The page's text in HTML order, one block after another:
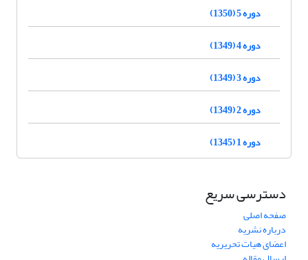
دوره 5 (1350)
دوره 4 (1349)
دوره 3 (1349)
دوره 2 (1349)
دوره 1 (1345)
دسترسی سریع
صفحه اصلی
درباره نشریه
اعضای هیات تحریریه